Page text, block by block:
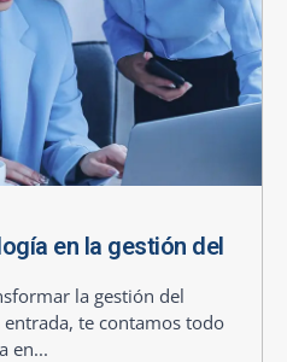
en la gestión del
la gestión del
te contamos todo
en...